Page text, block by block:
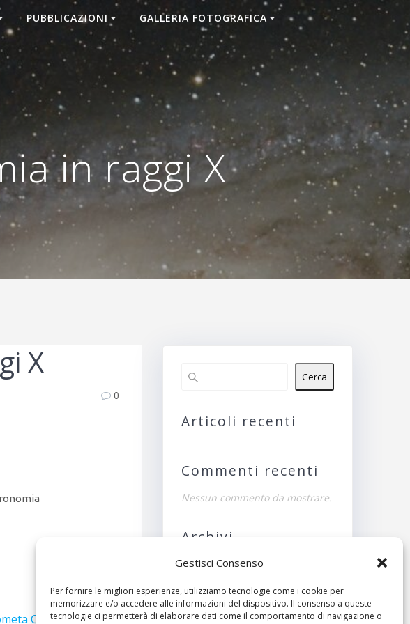
Gestisci Consenso
Per fornire le migliori esperienze, utilizziamo tecnologie come i cookie per
memorizzare e/o accedere alle informazioni del dispositivo. Il consenso a queste
tecnologie ci permetterà di elaborare dati come il comportamento di navigazione o
PUBBLICAZIONI GALLERIA FOTOGRAFICA
in raggi X
X
0
Successivo:
C/2012 S1 (ISON)
Cerca
Articoli recenti
Commenti recenti
Nessun commento da mostrare.
Archivi
Nessun archivio da
Categorie